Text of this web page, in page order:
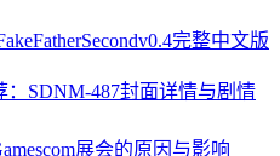
完整中文版
SDNM-487封面详情与剧情
展会的原因与影响